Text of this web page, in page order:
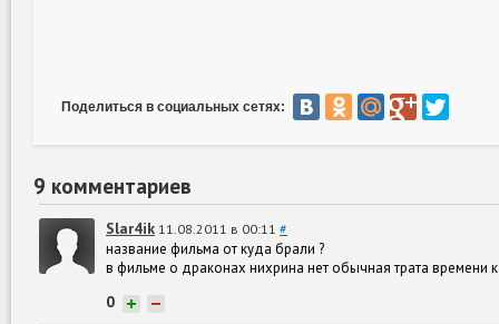
Поделиться в социальных сетях:
9 комментариев
Slar4ik 11.08.2011 в 00:11 #
название фильма от куда брали ?
в фильме о драконах нихрина нет обычная трата времени
0 + −